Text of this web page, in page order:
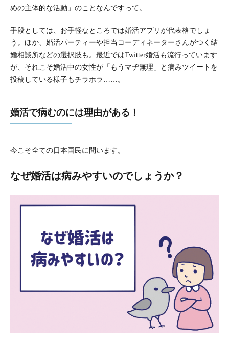
めの主体的な活動」のことなんですって。
手段としては、お手軽なところでは婚活アプリが代表格でしょ
う。ほか、婚活パーティーや担当コーディネーターさんがつく結
婚相談所などの選択肢も。最近ではTwitter婚活も流行っています
が、それこそ婚活中の女性が「もうマヂ無理」と病みツイートを
投稿している様子もチラホラ……。
婚活で病むのには理由がある！
今こそ全ての日本国民に問います。
なぜ婚活は病みやすいのでしょうか？